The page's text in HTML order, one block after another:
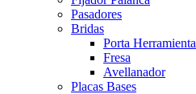
Pasadores
Bridas
Porta Herramienta
Fresa
Avellanador
Placas Bases